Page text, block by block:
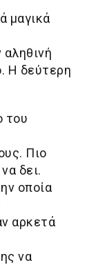
μαγικά
Η δεύτερη
του
Πιο
δει.
οποία
αρκετά
να